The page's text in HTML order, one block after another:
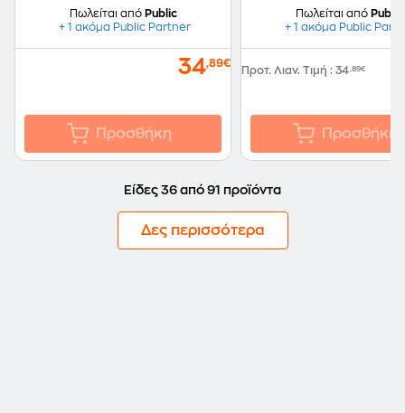
Πωλείται από Public
+ 1 ακόμα Public Partner
34,89€
Προσθήκη
Πωλείται από Public
+ 1 ακόμα Public
Προτ. Λιαν. Τιμή : 34,89€
Προσθήκη
Είδες 36 από 91 προϊόντα
Δες περισσότερα